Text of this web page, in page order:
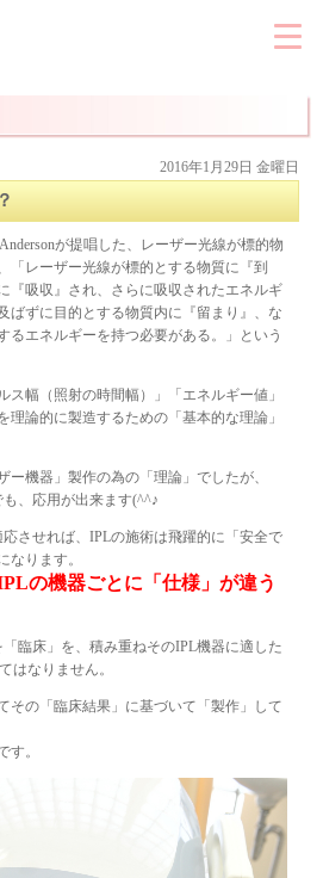
2016年1月29日 金曜日
が提唱した、レーザー光線が標的物
「レーザー光線が標的とする物質に『到
『吸収』され、さらに吸収されたエネルギ
ばずに目的とする物質内に『留まり』、な
るエネルギーを持つ必要がある。」という
ス幅（照射の時間幅）」「エネルギー値」
理論的に製造するための「基本的な理論」
ー機器」製作の為の「理論」でしたが、
、応用が出来ます(^^♪
させれば、IPLの施術は飛躍的に「安全で
なります。
の機器ごとに「仕様」が違う
臨床」を、積み重ねそのIPL機器に適した
はなりません。
その「臨床結果」に基づいて「製作」して
す。